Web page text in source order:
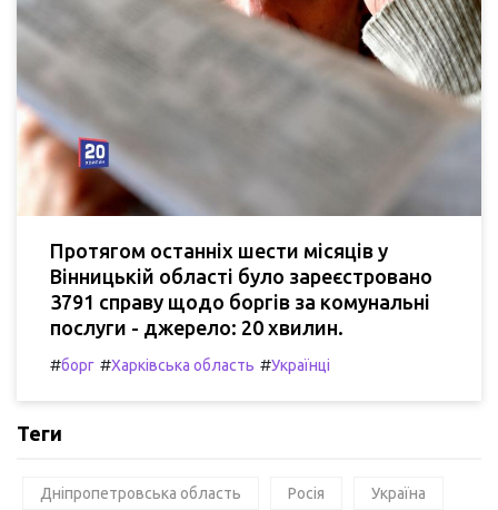
Протягом останніх шести місяців у
Вінницькій області було зареєстровано
3791 справу щодо боргів за комунальні
послуги - джерело: 20 хвилин.
#борг #Харківська область #Українці
Теги
Дніпропетровська область Росія Україна